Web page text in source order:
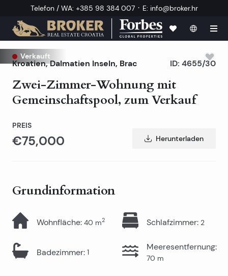
Telefon / WA: +385 98 384 007 · E: info@broker.hr
Verkauft
Kroatien,Dalmatien Inseln, Brac
Zwei-Zimmer-Wohnung mit
Gemeinschaftspool, zum Verkauf
ID: 4655/30
PREIS
€75,000 Herunterladen
Grundinformation
Wohnfläche: 40 m2 Schlafzimmer: 2
Badezimmer: 1
Meeresentfernung:
70 m